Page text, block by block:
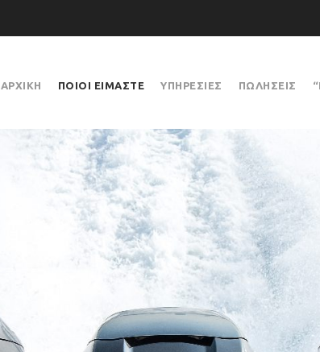
ΑΡΧΙΚΗ ΠΟΙΟΙ ΕΙΜΑΣΤΕ ΥΠΗΡΕΣΙΕΣ ΠΩΛΗΣΕΙΣ